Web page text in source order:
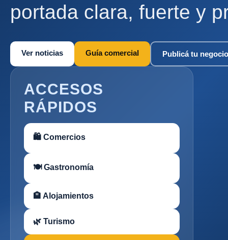
portada clara, fuerte y
Ver noticias Guía comercial Publicá tu negocio
ACCESOS
RÁPIDOS
🛍 Comercios
🍽 Gastronomía
🏨 Alojamientos
🌿 Turismo